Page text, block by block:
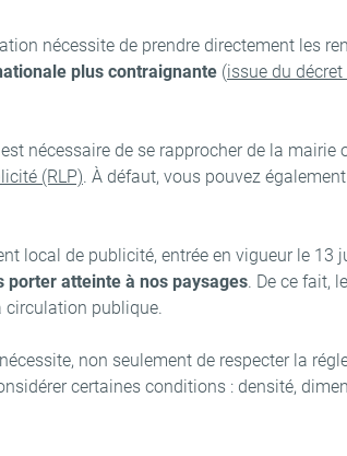
nécessite de prendre directement les
plus contraignante (issue du
est nécessaire de se rapprocher de la
(RLP). À défaut, vous pouvez
local de publicité, entrée en vigueur le
atteinte à nos paysages. De ce fait,
circulation publique.
non seulement de respecter la
certaines conditions : densité,